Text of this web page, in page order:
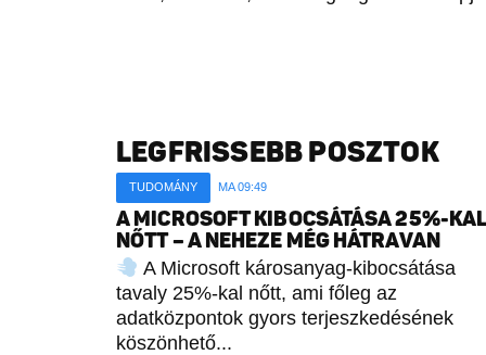
LEGFRISSEBB POSZTOK
TUDOMÁNY MA 09:49
A MICROSOFT KIBOCSÁTÁSA 25%-
NŐTT – A NEHEZE MÉG HÁTRAVAN
A Microsoft károsanyag-kibocsátása
tavaly 25%-kal nőtt, ami főleg az
adatközpontok gyors terjeszkedésének
köszönhető...